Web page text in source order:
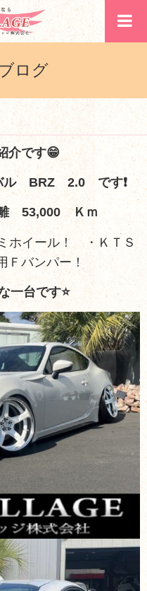
ログ
介です😁
ル BRZ 2.0 です❗
53,000 Ｋｍ
ホイール！ ・ＫＴＳ
バンパー！
一台です⭐